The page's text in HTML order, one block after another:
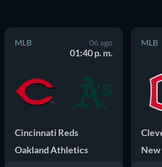
MLB 06 ago
01:40 p. m.
Cincinnati Reds
Oakland Athletics
MLB